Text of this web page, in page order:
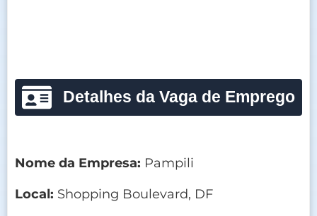
Detalhes da Vaga de Emprego
Nome da Empresa: Pampili
Local: Shopping Boulevard, DF